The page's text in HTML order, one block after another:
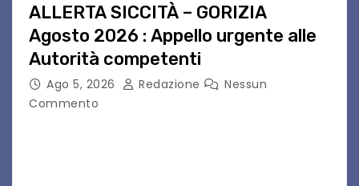
ALLERTA SICCITÀ – GORIZIA
Agosto 2026 : Appello urgente alle
Autorità competenti
Ago 5, 2026 Redazione
Nessun
Commento